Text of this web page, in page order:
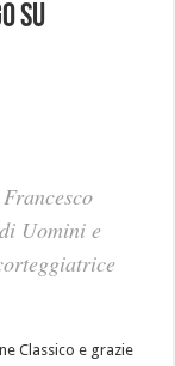
su
Uomini e
Classico e grazie